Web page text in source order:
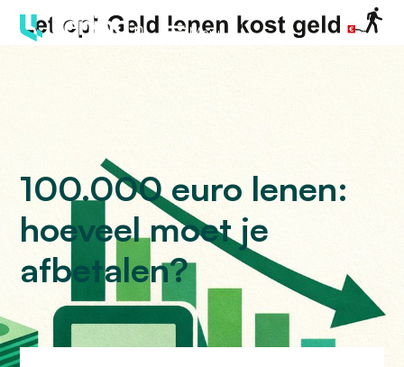
Menu
100.000 euro lenen:
hoeveel moet je
afbetalen?